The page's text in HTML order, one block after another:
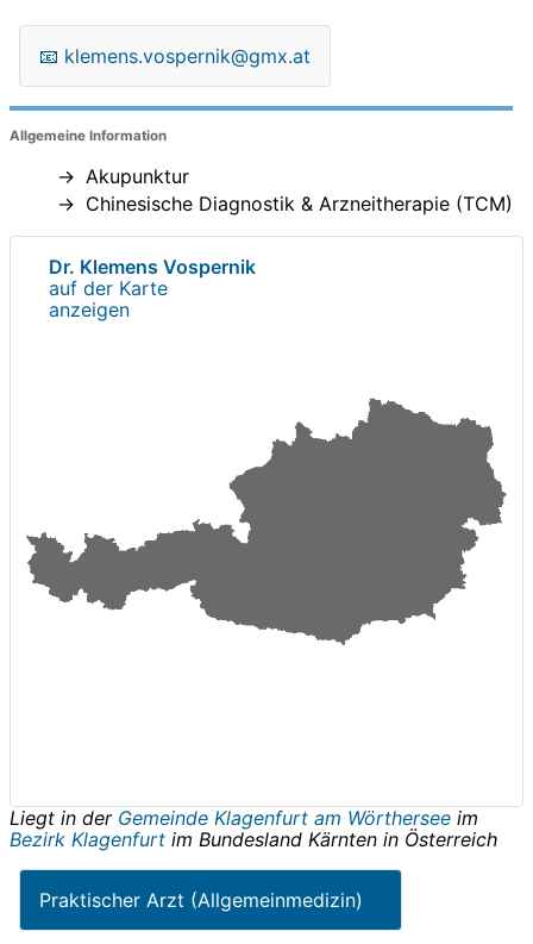
📧 klemens.vospernik@gmx.at
Allgemeine Information
Akupunktur
Chinesische Diagnostik & Arzneitherapie (TCM)
Dr. Klemens Vospernik
auf der Karte
anzeigen
Liegt in der Gemeinde Klagenfurt am Wörthersee im
Bezirk Klagenfurt im Bundesland Kärnten in Österreich
Praktischer Arzt (Allgemeinmedizin)